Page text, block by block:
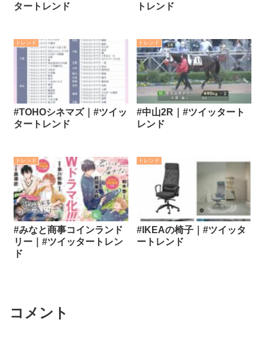
タートレンド
トレンド
トレンド
#TOHOシネマズ｜#ツイッ
タートレンド
トレンド
#中山2R｜#ツイッタート
レンド
トレンド
#みなと商事コインランド
リー｜#ツイッタートレン
ド
トレンド
#IKEAの椅子｜#ツイッタ
ートレンド
コメント